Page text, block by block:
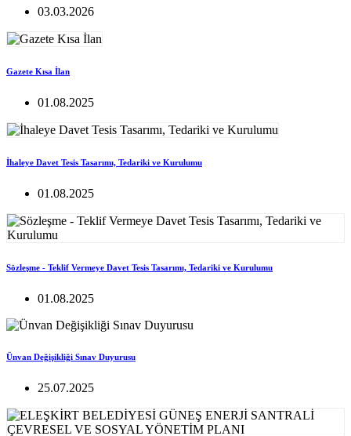
03.03.2026
Gazete Kısa İlan
01.08.2025
İhaleye Davet Tesis Tasarımı, Tedariki ve Kurulumu
01.08.2025
Sözleşme - Teklif Vermeye Davet Tesis Tasarımı, Tedariki ve Kurulumu
01.08.2025
Ünvan Değişikliği Sınav Duyurusu
25.07.2025